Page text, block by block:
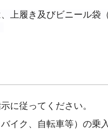
上履き及びビニール袋
に従ってください。
イク、自転車等）の乗